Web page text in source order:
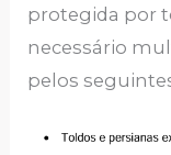
protegida por
necessário
pelos